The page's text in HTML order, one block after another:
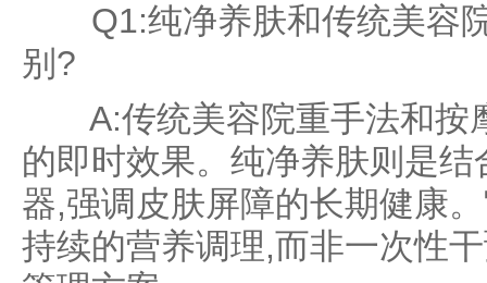
Q1:纯净养肤和传统美容
别?
A:传统美容院重手法和按
的即时效果。纯净养肤则是
器,强调皮肤屏障的长期健康
持续的营养调理,而非一次性